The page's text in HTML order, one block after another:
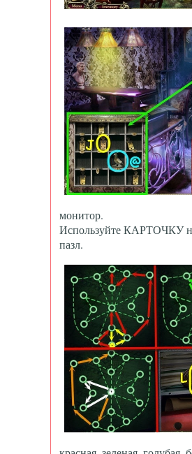
монитор.
Используйте КАРТОЧКУ
пазл.